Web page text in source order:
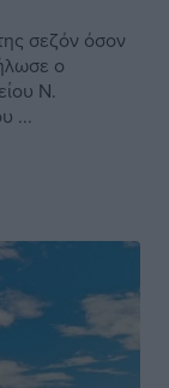
σεζόν όσον
ο
Ν.
...